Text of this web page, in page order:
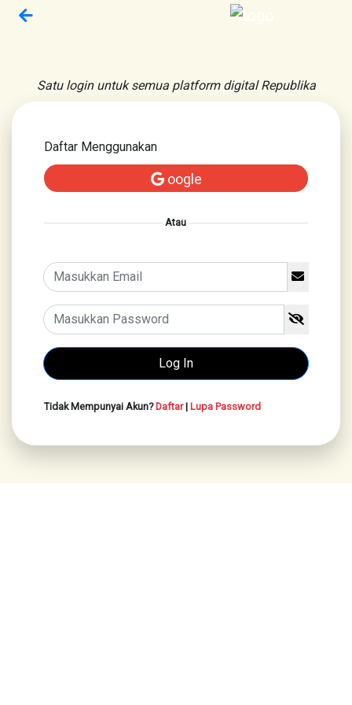
Satu login untuk semua platform digital Republika
Daftar Menggunakan
oogle
Atau
Tidak Mempunyai Akun?Daftar| Lupa Password